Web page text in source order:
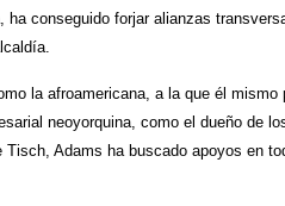
conseguido forjar alianzas
la afroamericana, a la que él mismo
neoyorquina, como el dueño de
Tisch, Adams ha buscado apoyos en